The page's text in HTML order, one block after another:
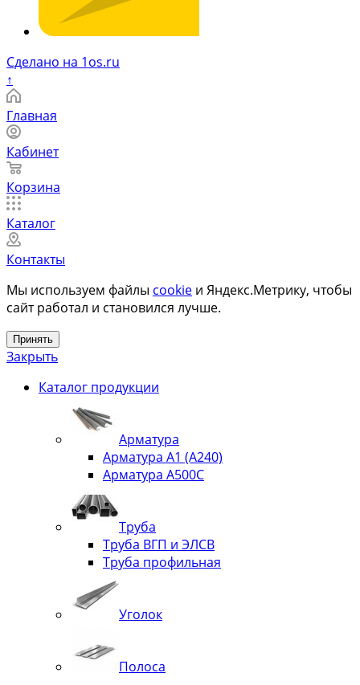
Сделано на 1os.ru
↑
Главная
Кабинет
Корзина
Каталог
Контакты
Мы используем файлы cookie и Яндекс.Метрику, чтобы
сайт работал и становился лучше.
Принять
Закрыть
Каталог продукции
Арматура
Арматура А1 (А240)
Арматура А500С
Труба
Труба ВГП и ЭЛСВ
Труба профильная
Уголок
Полоса